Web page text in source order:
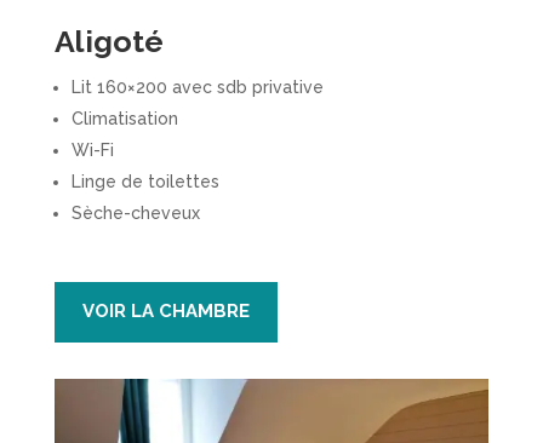
Aligoté
Lit 160×200 avec sdb privative
Climatisation
Wi-Fi
Linge de toilettes
Sèche-cheveux
VOIR LA CHAMBRE